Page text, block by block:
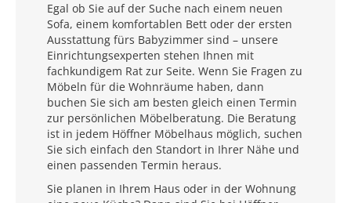
Egal ob Sie auf der Suche nach einem neuen
Sofa, einem komfortablen Bett oder der ersten
Ausstattung fürs Babyzimmer sind – unsere
Einrichtungsexperten stehen Ihnen mit
fachkundigem Rat zur Seite. Wenn Sie Fragen zu
Möbeln für die Wohnräume haben, dann
buchen Sie sich am besten gleich einen Termin
zur persönlichen Möbelberatung. Die Beratung
ist in jedem Höffner Möbelhaus möglich, suchen
Sie sich einfach den Standort in Ihrer Nähe und
einen passenden Termin heraus.
Sie planen in Ihrem Haus oder in der Wohnung